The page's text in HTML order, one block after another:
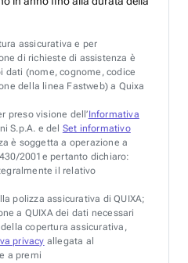
assicurativa e per
di richieste di assistenza è
dati (nome, cognome, codice
della linea Fastweb) a Quixa
preso visione dell’Informativa
S.p.A. e del Set informativo
è soggetta a operazione a
2001e pertanto dichiaro:
il relativo
polizza assicurativa di QUIXA;
a QUIXA dei dati necessari
copertura assicurativa,
privacy allegata al
a premi